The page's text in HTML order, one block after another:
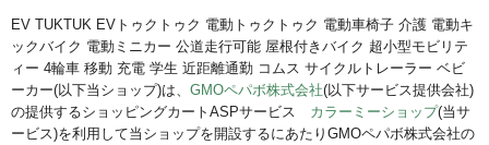
EV TUKTUK EVトゥクトゥク 電動トゥクトゥク 電動車椅子 介護 電動キ
ックバイク 電動ミニカー 公道走行可能 屋根付きバイク 超小型モビリテ
ィー 4輪車 移動 充電 学生 近距離通勤 コムス サイクルトレーラー ベビ
ーカー(以下当ショップ)は、 GMOペパボ株式会社(以下サービス提供会社)
の提供するショッピングカートASPサービス カラーミーショップ(当サ
ービス)を利用して当ショップを開設するにあたりGMOペパボ株式会社の